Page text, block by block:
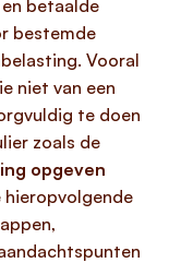
betaalde
bestemde
Vooral
niet van een
te doen
zoals de
opgeven
hieropvolgende